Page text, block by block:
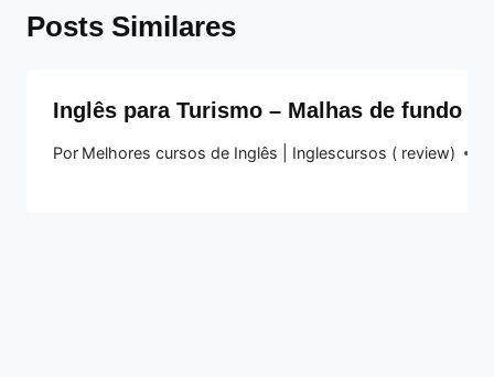
Posts Similares
Inglês para Turismo – Malhas de fundo
Por Melhores cursos de Inglês | Inglescursos ( review)